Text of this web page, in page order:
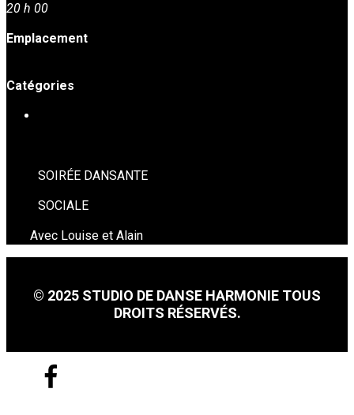
20 h 00
Emplacement
Catégories
SOIRÉE DANSANTE
SOCIALE
Avec Louise et Alain
© 2025 STUDIO DE DANSE HARMONIE TOUS
DROITS RÉSERVÉS.